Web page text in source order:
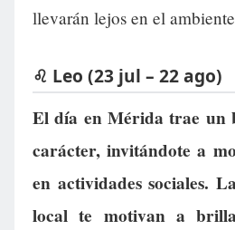
llevarán lejos en el
♌ Leo (23 jul – 22 ago)
El día en Mérida trae un
carácter, invitándote a
en actividades sociales.
local te motivan a